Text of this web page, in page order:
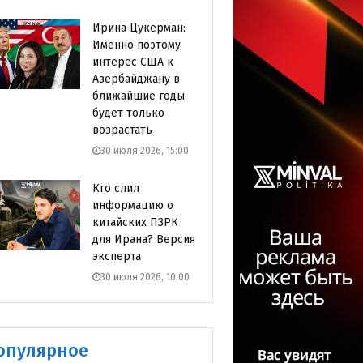
Ирина Цукерман:
Именно поэтому
интерес США к
Азербайджану в
ближайшие годы
будет только
возрастать
30 июля 2026, 15:00
Кто слил
информацию о
китайских ПЗРК
для Ирана? Версия
эксперта
30 июля 2026, 10:00